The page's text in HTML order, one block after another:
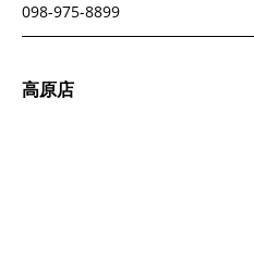
098-975-8899
高原店